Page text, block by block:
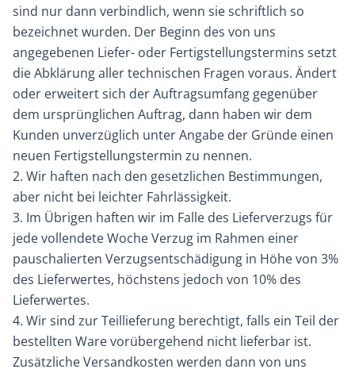
sind nur dann verbindlich, wenn sie schriftlich so
bezeichnet wurden. Der Beginn des von uns
angegebenen Liefer- oder Fertigstellungstermins setzt
die Abklärung aller technischen Fragen voraus. Ändert
oder erweitert sich der Auftragsumfang gegenüber
dem ursprünglichen Auftrag, dann haben wir dem
Kunden unverzüglich unter Angabe der Gründe einen
neuen Fertigstellungstermin zu nennen.
2. Wir haften nach den gesetzlichen Bestimmungen,
aber nicht bei leichter Fahrlässigkeit.
3. Im Übrigen haften wir im Falle des Lieferverzugs für
jede vollendete Woche Verzug im Rahmen einer
pauschalierten Verzugsentschädigung in Höhe von 3%
des Lieferwertes, höchstens jedoch von 10% des
Lieferwertes.
4. Wir sind zur Teillieferung berechtigt, falls ein Teil der
bestellten Ware vorübergehend nicht lieferbar ist.
Zusätzliche Versandkosten werden dann von uns